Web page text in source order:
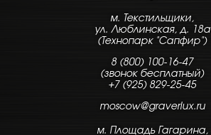
м. Текстильщики,
ул. Люблинская, д. 18а
(Технопарк "Сапфир")
8 (800) 100-16-47
(звонок бесплатный)
+7 (925) 829-25-45
moscow@graverlux.ru
м. Площадь Гагарина,